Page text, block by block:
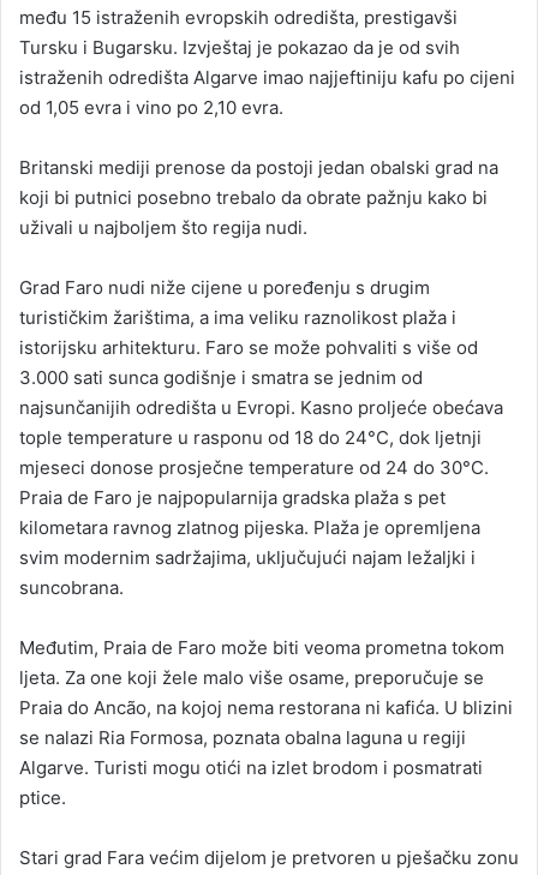
među 15 istraženih evropskih odredišta, prestigavši
Tursku i Bugarsku. Izvještaj je pokazao da je od svih
istraženih odredišta Algarve imao najjeftiniju kafu po cijeni
od 1,05 evra i vino po 2,10 evra.
Britanski mediji prenose da postoji jedan obalski grad na
koji bi putnici posebno trebalo da obrate pažnju kako bi
uživali u najboljem što regija nudi.
Grad Faro nudi niže cijene u poređenju s drugim
turističkim žarištima, a ima veliku raznolikost plaža i
istorijsku arhitekturu. Faro se može pohvaliti s više od
3.000 sati sunca godišnje i smatra se jednim od
najsunčanijih odredišta u Evropi. Kasno proljeće obećava
tople temperature u rasponu od 18 do 24°C, dok ljetnji
mjeseci donose prosječne temperature od 24 do 30°C.
Praia de Faro je najpopularnija gradska plaža s pet
kilometara ravnog zlatnog pijeska. Plaža je opremljena
svim modernim sadržajima, uključujući najam ležaljki i
suncobrana.
Međutim, Praia de Faro može biti veoma prometna tokom
ljeta. Za one koji žele malo više osame, preporučuje se
Praia do Ancão, na kojoj nema restorana ni kafića. U blizini
se nalazi Ria Formosa, poznata obalna laguna u regiji
Algarve. Turisti mogu otići na izlet brodom i posmatrati
ptice.
Stari grad Fara većim dijelom je pretvoren u pješačku zonu